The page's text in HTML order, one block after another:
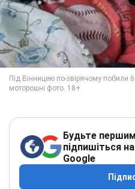
Будьте
підпишіться
Google